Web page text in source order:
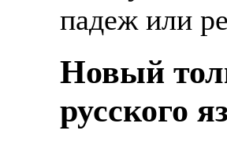
Также
А также
В таких
А также
СДЭК,
падеж или
Новый
русского